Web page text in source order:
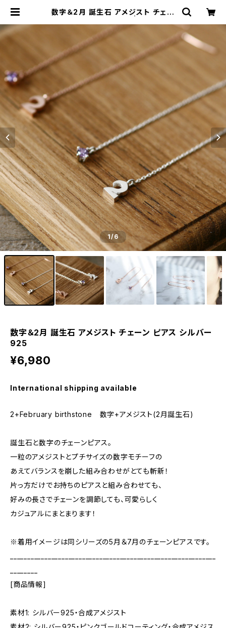
数字＆2月 誕生石 アメジスト チェー
ュエリー(Cloud-jewelry) レディー
ス メンズ アクセサリー ネックレス ピ
アス 指輪 ギフト
1/6
数字＆2月 誕生石 アメジスト チェーン ピアス シルバー
925
¥6,980
International shipping available
2+February birthstone 数字+アメジスト(2月誕生石)
誕生石と数字のチェーンピアス。
一粒のアメジストとプチサイズの数字モチーフの
あえてバランスを崩した組み合わせがとても斬新！
片っ方だけでお持ちのピアスと組み合わせても、
好みの長さでチェーンを調節しても、可愛らしく
カジュアルにまとまります！
※着用イメージは同シリーズの5月＆7月のチェーンピアスです。
[商品情報]
素材1: シルバー925・合成アメジスト